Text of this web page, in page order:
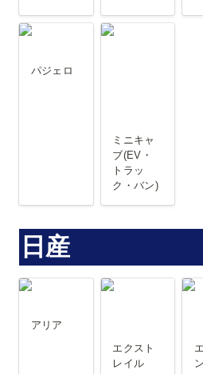
パジェロ
パジェロ
ミニキャブ
ミニキャ
ブ(EV・
トラッ
ク・バン)
日産
アリア
アリア
エクストレ
エクスト
レイル
エ